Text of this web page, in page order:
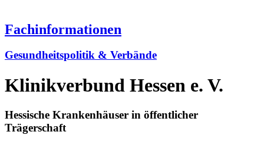
Fachinformationen
Gesundheitspolitik & Verbände
Klinikverbund Hessen e. V.
Hessische Krankenhäuser in öffentlicher
Trägerschaft